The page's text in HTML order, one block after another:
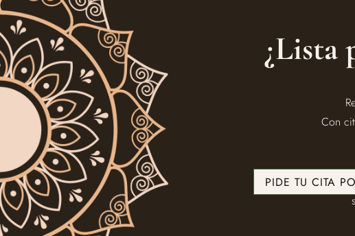
¿Lista
Con
PIDE TU CITA